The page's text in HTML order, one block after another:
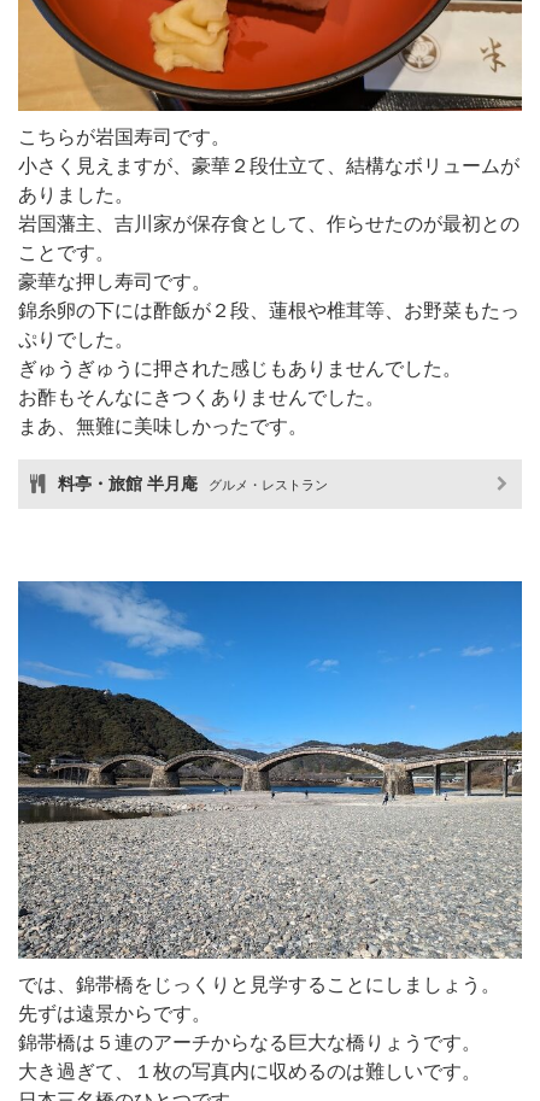
こちらが岩国寿司です。
小さく見えますが、豪華２段仕立て、結構なボリュームが
ありました。
岩国藩主、吉川家が保存食として、作らせたのが最初との
ことです。
豪華な押し寿司です。
錦糸卵の下には酢飯が２段、蓮根や椎茸等、お野菜もたっ
ぷりでした。
ぎゅうぎゅうに押された感じもありませんでした。
お酢もそんなにきつくありませんでした。
まあ、無難に美味しかったです。
料亭・旅館 半月庵 グルメ・レストラン
では、錦帯橋をじっくりと見学することにしましょう。
先ずは遠景からです。
錦帯橋は５連のアーチからなる巨大な橋りょうです。
大き過ぎて、１枚の写真内に収めるのは難しいです。